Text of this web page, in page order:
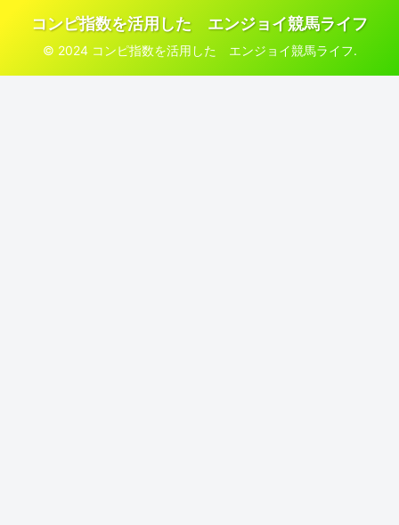
コンピ指数を活用した エンジョイ競馬ライフ
© 2024 コンピ指数を活用した エンジョイ競馬ライフ.